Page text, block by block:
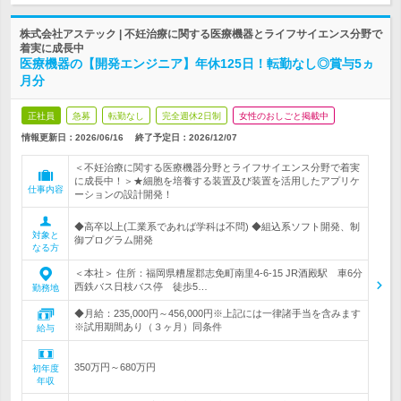
株式会社アステック | 不妊治療に関する医療機器とライフサイエンス分野で
着実に成長中
医療機器の【開発エンジニア】年休125日！転勤なし◎賞与5ヵ
月分
正社員 急募 転勤なし 完全週休2日制 女性のおしごと掲載中
情報更新日：2026/06/16 終了予定日： 2026/12/07
仕事内容
＜不妊治療に関する医療機器分野とライフサイエンス分野で着実
に成長中！＞★細胞を培養する装置及び装置を活用したアプリケ
ーションの設計開発！
対象と
なる方
◆高卒以上(工業系であれば学科は不問) ◆組込系ソフト開発、制
御プログラム開発
勤務地
＜本社＞ 住所：福岡県糟屋郡志免町南里4-6-15 JR酒殿駅 車6分
西鉄バス日枝バス停 徒歩5…
給与
◆月給：235,000円～456,000円※上記には一律諸手当を含みます
※試用期間あり（３ヶ月）同条件
初年度
年収
350万円～680万円